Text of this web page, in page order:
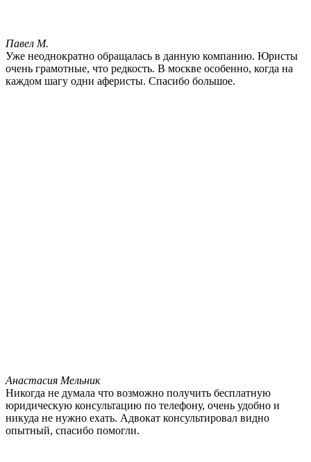
Павел М.
Уже неоднократно обращалась в данную компанию. Юристы
очень грамотные, что редкость. В москве особенно, когда на
каждом шагу одни аферисты. Спасибо большое.
Анастасия Мельник
Никогда не думала что возможно получить бесплатную
юридическую консультацию по телефону, очень удобно и
никуда не нужно ехать. Адвокат консультировал видно
опытный, спасибо помогли.